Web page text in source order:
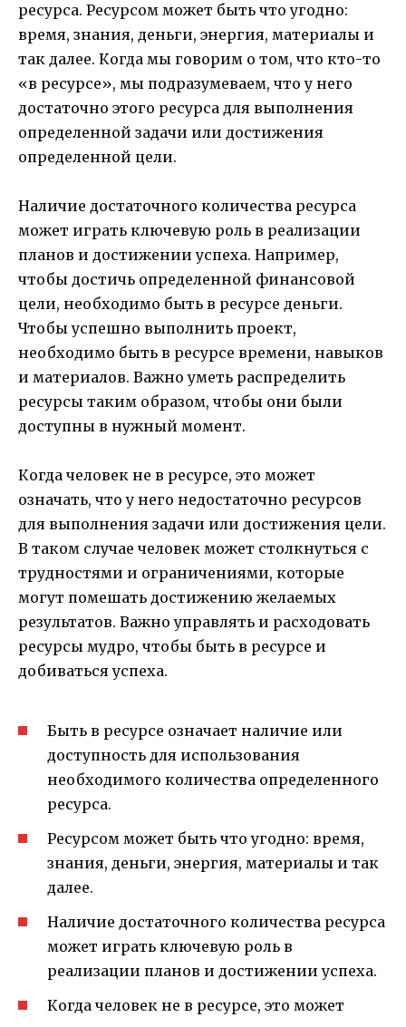
ресурса. Ресурсом может быть что угодно:
время, знания, деньги, энергия, материалы и
так далее. Когда мы говорим о том, что кто-то
«в ресурсе», мы подразумеваем, что у него
достаточно этого ресурса для выполнения
определенной задачи или достижения
определенной цели.
Наличие достаточного количества ресурса
может играть ключевую роль в реализации
планов и достижении успеха. Например,
чтобы достичь определенной финансовой
цели, необходимо быть в ресурсе деньги.
Чтобы успешно выполнить проект,
необходимо быть в ресурсе времени, навыков
и материалов. Важно уметь распределить
ресурсы таким образом, чтобы они были
доступны в нужный момент.
Когда человек не в ресурсе, это может
означать, что у него недостаточно ресурсов
для выполнения задачи или достижения цели.
В таком случае человек может столкнуться с
трудностями и ограничениями, которые
могут помешать достижению желаемых
результатов. Важно управлять и расходовать
ресурсы мудро, чтобы быть в ресурсе и
добиваться успеха.
Быть в ресурсе означает наличие или
доступность для использования
необходимого количества определенного
ресурса.
Ресурсом может быть что угодно: время,
знания, деньги, энергия, материалы и так
далее.
Наличие достаточного количества ресурса
может играть ключевую роль в
реализации планов и достижении успеха.
Когда человек не в ресурсе, это может